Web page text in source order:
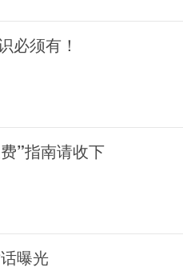
必须有！
”指南请收下
曝光